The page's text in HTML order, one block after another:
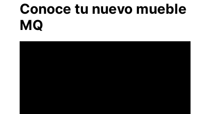
Conoce tu nuevo mueble
MQ